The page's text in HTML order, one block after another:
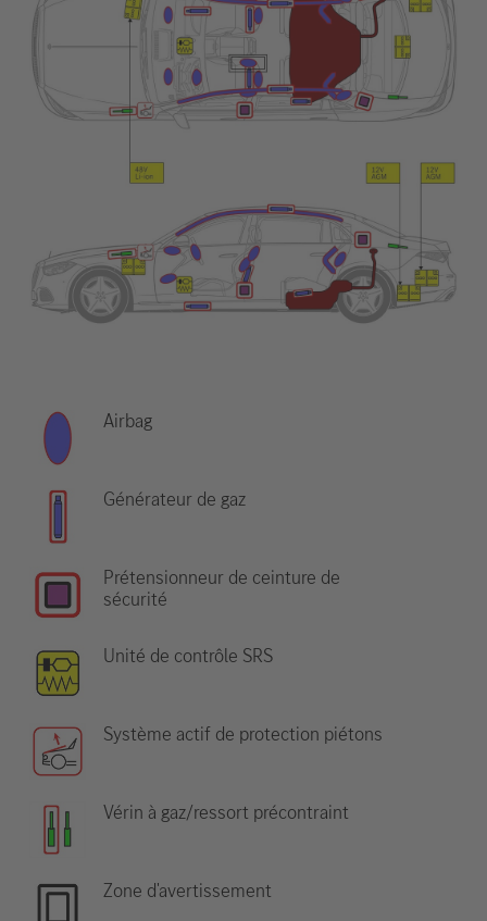
Airbag
Générateur de gaz
Prétensionneur de ceinture de
sécurité
Unité de contrôle SRS
Système actif de protection piétons
Vérin à gaz/ressort précontraint
Zone d'avertissement